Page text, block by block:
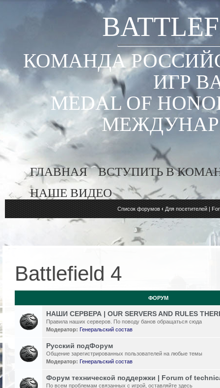
КОМАНДА
ИГР
MEDAL OF
ГЛАВНАЯ
ВСТУПИТЬ В
НАШЕ ВИДЕО
Список форумов ‹ Для посетителей |
Battlefield 4
ФОРУМ
НАШИ СЕРВЕРА | OUR SERVERS AND RULES
Правила наших серверов. По поводу банов обращаться сюда
Модератор: Генеральский состав
Русский подФорум
Общение зарегистрированных пользователей на любые темы
Модератор: Генеральский состав
Форум технической поддержки | Forum of
По всем проблемам связанных с игрой, оставляйте здесь